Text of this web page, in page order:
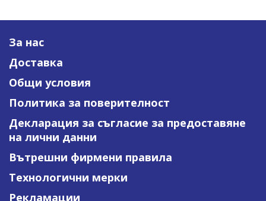
За нас
Доставка
Общи условия
Политика за поверителност
Декларация за съгласие за предоставяне
на лични данни
Вътрешни фирмени правила
Технологични мерки
Рекламации